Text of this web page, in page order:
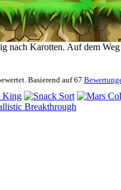
nach Karotten. Auf dem
Basierend auf67